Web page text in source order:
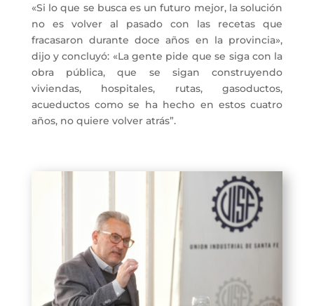
«Si lo que se busca es un futuro mejor, la solución
no es volver al pasado con las recetas que
fracasaron durante doce años en la provincia»,
dijo y concluyó: «La gente pide que se siga con la
obra pública, que se sigan construyendo
viviendas, hospitales, rutas, gasoductos,
acueductos como se ha hecho en estos cuatro
años, no quiere volver atrás”.